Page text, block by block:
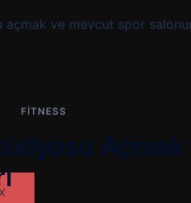
açmak ve mevcut spor
FITNESS